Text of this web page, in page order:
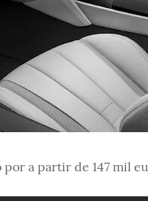
a partir de 147 mil